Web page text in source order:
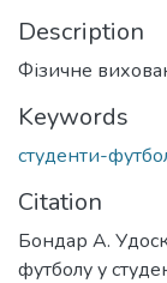
Description
Фізичне
Keywords
студенти-
Citation
Бондар А.
футболу у